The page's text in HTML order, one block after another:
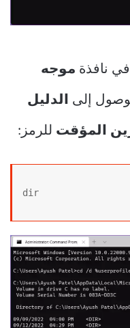
في نافذة موجه
إلى الدليل
المؤقت للرمز:
dir